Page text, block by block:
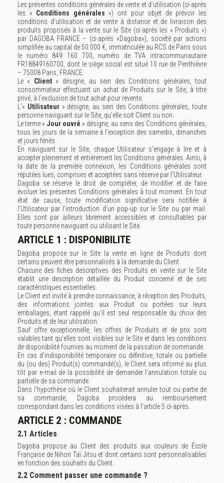
Les présentes conditions générales de vente et d’utilisation (ci-après
les « Conditions générales ») ont pour objet de prévoir les
conditions d’utilisation et de vente à distance et de livraison des
produits proposés à la vente sur le Site (ci-après les « Produits »)
par DAGOBA FRANCE – (ci-après «Dagoba»), société par actions
simplifiée au capital de 50.000 €, immatriculée au RCS de Paris sous
le numéro 849 160 700, numéro de TVA intracommunautaire
FR18849160700, dont le siège social est situé 10 rue de Penthièvre
– 75008 Paris, FRANCE.
Le « Client» désigne, au sein des Conditions générales, tout
consommateur effectuant un achat de Produits sur le Site, à titre
privé, à l’exclusion de tout achat pour revente.
L’« Utilisateur» désigne, au sein des Conditions générales, toute
personne naviguant sur le Site, qu’elle soit Client ou non.
Le terme « Jour ouvré » désigne, au sens des Conditions générales,
tous les jours de la semaine à l’exception des samedis, dimanches
et jours fériés.
En naviguant sur le Site, chaque Utilisateur s’engage à lire et à
accepter pleinement et entièrement les Conditions générales. Ainsi, à
la date de la première connexion, les Conditions générales sont
réputées lues, comprises et acceptées sans réserve par l’Utilisateur.
Dagoba se réserve le droit de compléter, de modifier et de faire
évoluer les présentes Conditions générales à tout moment. En tout
état de cause, toute modification significative sera notifiée à
l’Utilisateur par l’introduction d’un pop-up sur le Site ou par mail.
Elles sont par ailleurs librement accessibles et consultables par
toute personne naviguant ou utilisant le Site.
ARTICLE 1 : DISPONIBILITE
Dagoba propose sur le Site la vente en ligne de Produits dont
certains peuvent être personnalisés à la demande du Client.
Chacune des fiches descriptives des Produits en vente sur le Site
établit une description détaillée du Produit concerné et de ses
caractéristiques essentielles.
Le Client est invité à prendre connaissance, à réception des Produits,
des informations jointes aux Produit ou portées sur leurs
emballages, étant rappelé qu’il est seul responsable du choix des
Produits et de leur utilisation.
Sauf offre exceptionnelle, les offres de Produits et de prix sont
valables tant qu’elles sont visibles sur le Site et dans les conditions
de disponibilité fournies au moment de la passation de commande.
En cas d’indisponibilité temporaire ou définitive, totale ou partielle
du (ou des) Produit(s) commandé(s), le Client sera informé au plus
tôt par e-mail de la possibilité de demander l’annulation totale ou
partielle de sa commande.
Dans l’hypothèse où le Client souhaiterait annuler tout ou partie de
sa commande, Dagoba procèdera au remboursement
correspondant dans les conditions visées à l’article 5 ci-après.
ARTICLE 2 : COMMANDE
2.1 Articles
Dagoba propose au Client des produits aux couleurs de École
Française de Nihon Taï Jitsu et dont certains sont personnalisables
en fonction des souhaits du Client.
2.2 Comment passer une commande ?